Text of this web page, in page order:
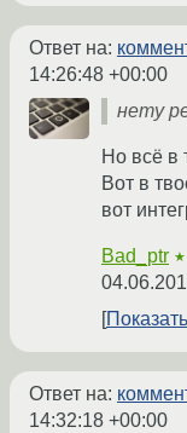
Ответ на:
14:26:48 +00:00
нету
Но всё в
Вот в
вот
Bad_ptr
Ответ на:
14:32:18 +00:00